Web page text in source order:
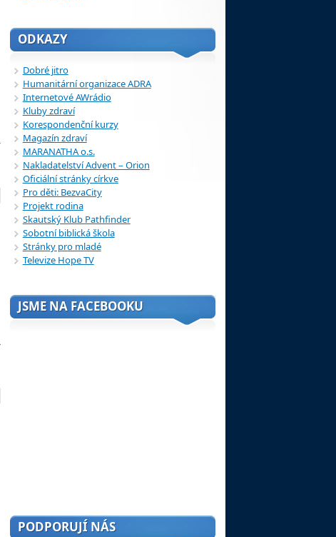
ODKAZY
Dobré jitro
Humanitární organizace ADRA
Internetové AWrádio
Kluby zdraví
Korespondenční kurzy
Magazín zdraví
MARANATHA o.s.
Nakladatelství Advent – Orion
Oficiální stránky církve
Pro děti: BezvaCity
Projekt rodina
Skautský Klub Pathfinder
Sobotní biblická škola
Stránky pro mladé
Televize Hope TV
JSME NA FACEBOOKU
PODPORUJÍ NÁS